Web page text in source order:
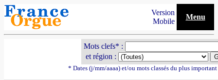
Version
Mobile
Menu
Mots clefs* :
et région :
* Dates (j/mm/aaaa) et/ou mots classés du plus